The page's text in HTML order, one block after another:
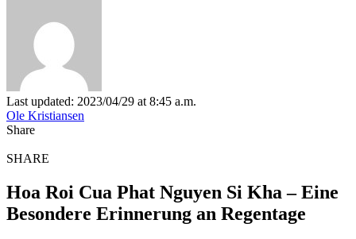
Last updated: 2023/04/29 at 8:45 a.m.
Ole Kristiansen
Share
SHARE
Hoa Roi Cua Phat Nguyen Si Kha – Eine
Besondere Erinnerung an Regentage